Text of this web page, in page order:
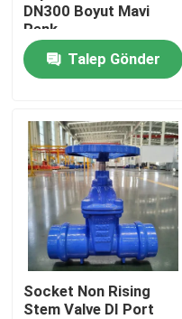
Ev
Ürün:% s
videolar
Hakkımızda
Fabrika turu
DN300 Boyut Mavi
Renk
Talep Gönder
Socket Non Rising
Stem Valve DI Port